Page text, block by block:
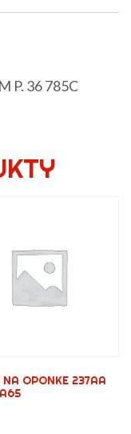
P. 36 785C
OPONKE 237AA